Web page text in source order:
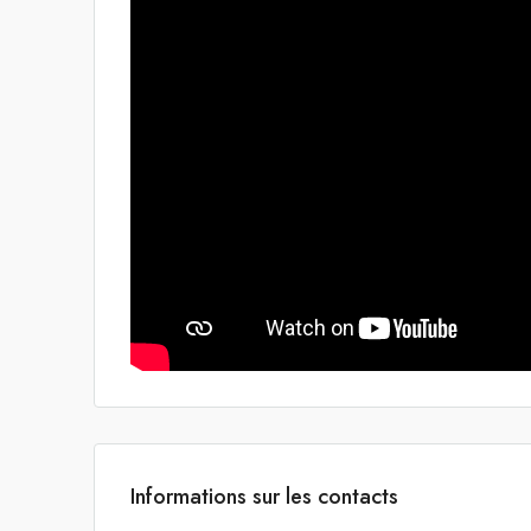
Informations sur les contacts